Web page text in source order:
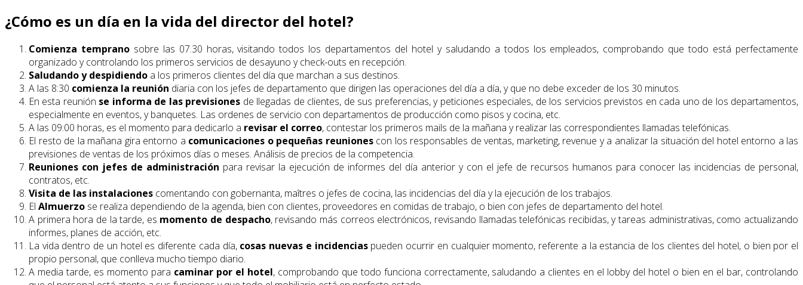
¿Cómo es un día en la vida del director del hotel?
Comienza tempranosobre las 07.30 horas, visitando todos los departamentos del hotel y saludando a todos los empleados, comprobando que todo está perfectamente
organizado y controlando los primeros servicios de desayuno y check-outs en recepción.
Saludando y despidiendo a los primeros clientes del día que marchan a sus destinos.
A las 8:30 comienza la reunión diaria con los jefes de departamento que dirigen las operaciones del día a día, y que no debe exceder de los 30 minutos.
En esta reunión se informa de las previsiones de llegadas de clientes, de sus preferencias, y peticiones especiales, de los servicios previstos en cada uno de los departamentos,
especialmente en eventos, y banquetes. Las ordenes de servicio con departamentos de producción como pisos y cocina, etc.
A las 09:00 horas, es el momento para dedicarlo a revisar el correo, contestar los primeros mails de la mañana y realizar las correspondientes llamadas telefónicas.
El resto de la mañana gira entorno a comunicaciones o pequeñas reunionescon los responsables de ventas, marketing, revenue y a analizar la situación del hotel entorno a las
previsiones de ventas de los próximos días o meses. Análisis de precios de la competencia.
Reuniones con jefes de administración para revisar la ejecución de informes del día anterior y con el jefe de recursos humanos para conocer las incidencias de personal,
contratos, etc.
Visita de las instalaciones comentando con gobernanta, maîtres o jefes de cocina, las incidencias del día y la ejecución de los trabajos.
El Almuerzo se realiza dependiendo de la agenda, bien con clientes, proveedores en comidas de trabajo, o bien con jefes de departamento del hotel.
A primera hora de la tarde, es momento de despacho, revisando más correos electrónicos, revisando llamadas telefónicas recibidas, y tareas administrativas, como actualizando
informes, planes de acción, etc.
La vida dentro de un hotel es diferente cada día, cosas nuevas e incidenciaspueden ocurrir en cualquier momento, referente a la estancia de los clientes del hotel, o bien por el
propio personal, que conlleva mucho tiempo diario.
A media tarde, es momento para caminar por el hotel, comprobando que todo funciona correctamente, saludando a clientes en el lobby del hotel o bien en el bar, controlando